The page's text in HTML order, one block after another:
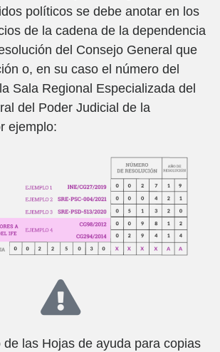
políticos se debe anotar en los
de la cadena de la dependencia
del Consejo General que
o, en su caso el número del
Sala Regional Especializada del
del Poder Judicial de la
ejemplo:
de las Hojas de ayuda para copias